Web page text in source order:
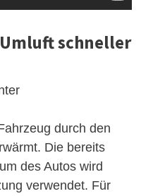
schneller
durch den
Die bereits
des Autos wird
verwendet. Für